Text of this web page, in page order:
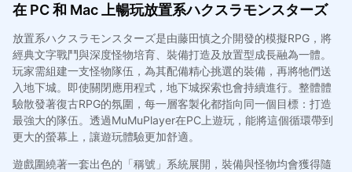
在 PC 和 Mac 上暢玩放置系ハクスラモンスターズ
放置系ハクスラモンスターズ是由藤田慎之介開發的模擬RPG，將
經典文字戰鬥與深度怪物培育、裝備打造及放置型成長融為一體。
玩家需組建一支怪物隊伍，為其配備精心挑選的裝備，再將牠們送
入地下城。即使關閉應用程式，地下城探索也會持續進行。整體體
驗散發著復古RPG的氛圍，每一層客製化都指向同一個目標：打造
最強大的隊伍。透過MuMuPlayer在PC上遊玩，能將這個循環帶到
更大的螢幕上，讓遊玩體驗更加舒適。
遊戲圍繞著一套出色的「稱號」系統展開，裝備與怪物均會獲得隨